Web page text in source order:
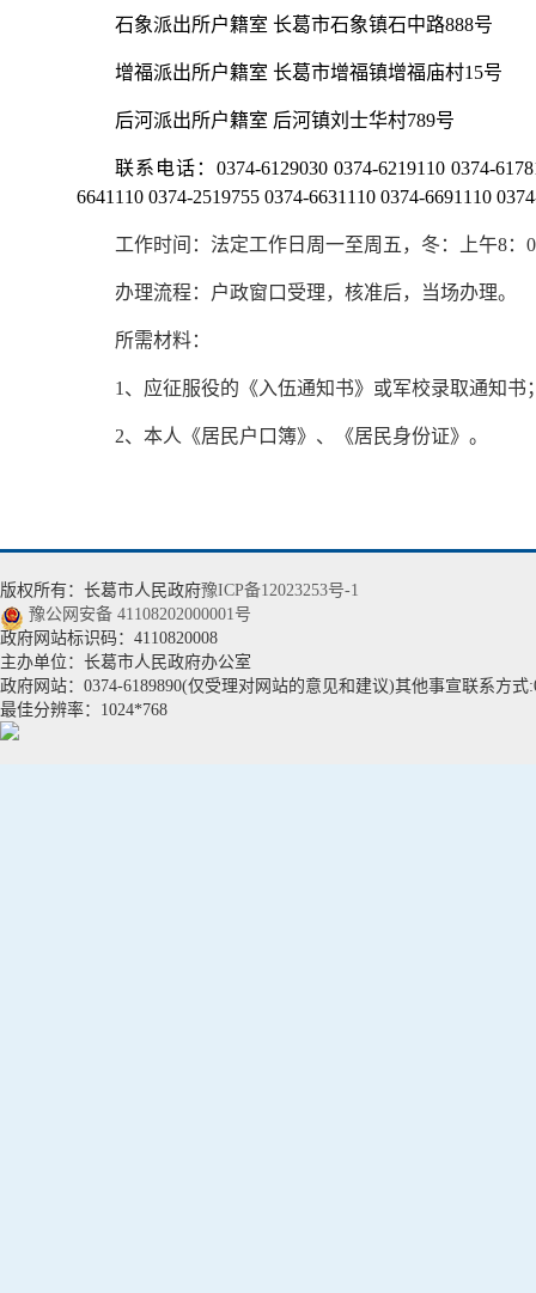
石象派出所户籍室 长葛市石象镇石中路888号
增福派出所户籍室 长葛市增福镇增福庙村15号
后河派出所户籍室 后河镇刘士华村789号
联系电话：0374-6129030 0374-6219110 0374-
6641110 0374-2519755 0374-6631110 0374-6691110
工作时间：法定工作日周一至周五，冬：上午8：
办理流程：户政窗口受理，核准后，当场办理。
所需材料：
1、应征服役的《入伍通知书》或军校录取通知书
2、本人《居民户口簿》、《居民身份证》。
版权所有：长葛市人民政府豫ICP备12023253号-1
豫公网安备 41108202000001号
政府网站标识码：4110820008
主办单位：长葛市人民政府办公室
政府网站：0374-6189890(仅受理对网站的意见和建议)其他事宣联系方式
最佳分辨率：1024*768